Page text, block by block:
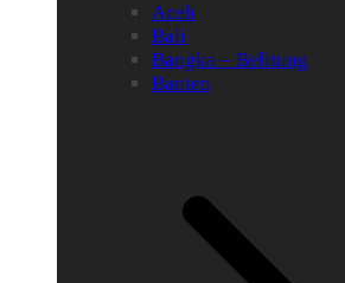
Aceh
Bali
Bangka – Belitung
Banten